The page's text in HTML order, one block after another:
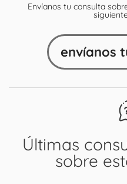
Últimas
sobre
Envíanos tu consulta
envíanos